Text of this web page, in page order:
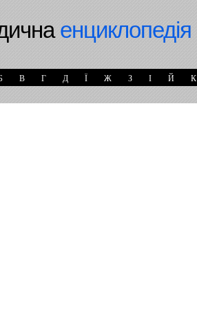
енциклопедія
В Г Д Ї Ж З І Й К